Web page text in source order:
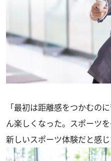
「最初は距離感をつかむの
ん楽しくなった。スポーツ
新しいスポーツ体験だと感じ